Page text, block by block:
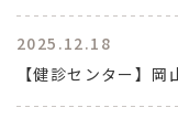
2025.12.18
【健診センター】